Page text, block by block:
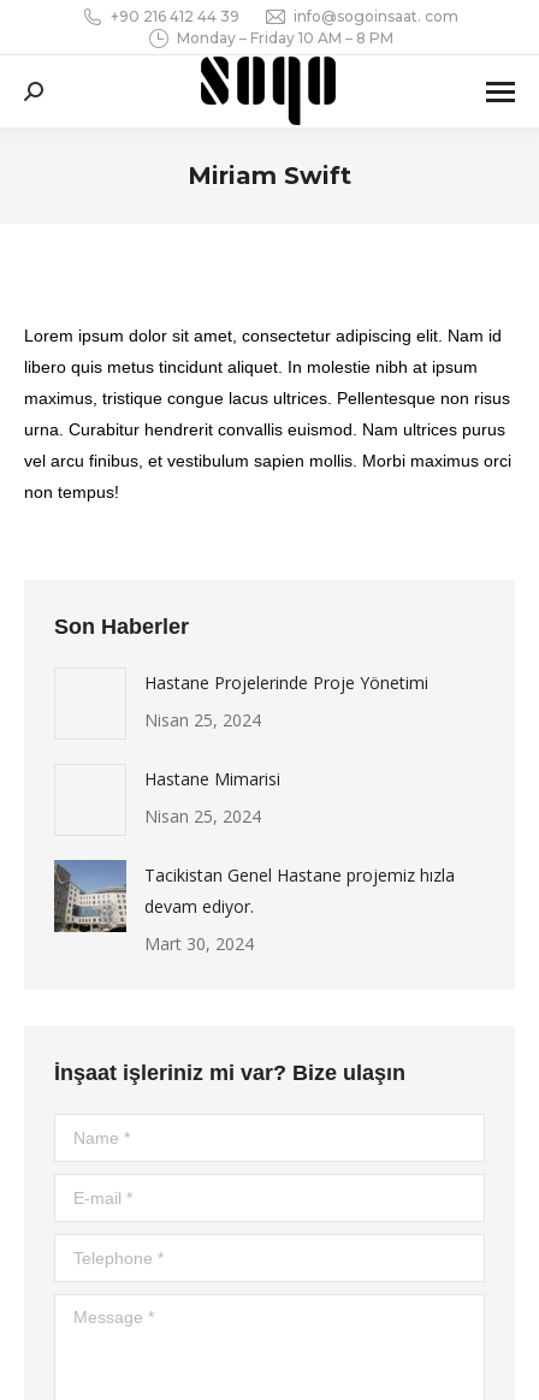
+90 216 412 44 39
info@sogoinsaat. com
Monday – Friday 10 AM – 8 PM
Search:
Miriam Swift
Lorem ipsum dolor sit amet, consectetur adipiscing elit. Nam id
libero quis metus tincidunt aliquet. In molestie nibh at ipsum
maximus, tristique congue lacus ultrices. Pellentesque non risus
urna. Curabitur hendrerit convallis euismod. Nam ultrices purus
vel arcu finibus, et vestibulum sapien mollis. Morbi maximus orci
non tempus!
Son Haberler
Hastane Projelerinde Proje Yönetimi
Nisan 25, 2024
Hastane Mimarisi
Nisan 25, 2024
Tacikistan Genel Hastane projemiz hızla
devam ediyor.
Mart 30, 2024
İnşaat işleriniz mi var? Bize ulaşın
Name *
E-mail *
Telephone *
Message *